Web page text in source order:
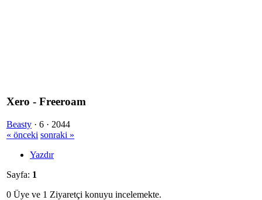
Xero - Freeroam
Beasty · 6 · 2044
« önceki sonraki »
Yazdır
Sayfa: 1
0 Üye ve 1 Ziyaretçi konuyu incelemekte.